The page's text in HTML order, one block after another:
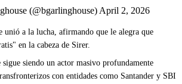
(@bgarlinghouse) April 2, 2026
unió a la lucha, afirmando que le alegra que
en la cabeza de Sirer.
sigue siendo un actor masivo profundamente
con entidades como Santander y SBI